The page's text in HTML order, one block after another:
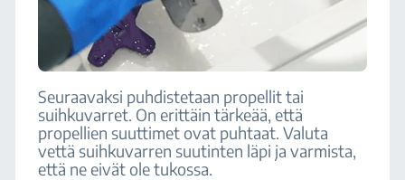
Seuraavaksi puhdistetaan propellit tai
suihkuvarret. On erittäin tärkeää, että
propellien suuttimet ovat puhtaat. Valuta
vettä suihkuvarren suutinten läpi ja varmista,
että ne eivät ole tukossa.